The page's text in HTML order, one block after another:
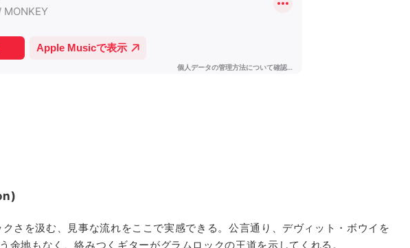
さを汲む、見事な流れをここで実感できる。公言通り、デヴィット・ボウイを
余地もなく、絡みつくギターがグラムロックの王道を示してくれる。